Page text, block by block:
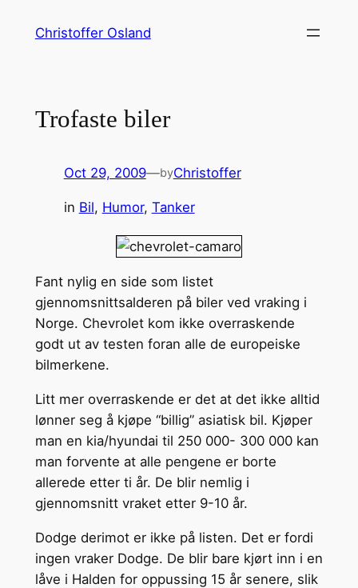
Christoffer Osland
Trofaste biler
Oct 29, 2009—byChristoffer
in Bil, Humor, Tanker
Fant nylig en side som listet
gjennomsnittsalderen på biler ved vraking i
Norge. Chevrolet kom ikke overraskende
godt ut av testen foran alle de europeiske
bilmerkene.
Litt mer overraskende er det at det ikke alltid
lønner seg å kjøpe “billig” asiatisk bil. Kjøper
man en kia/hyundai til 250 000- 300 000 kan
man forvente at alle pengene er borte
allerede etter ti år. De blir nemlig i
gjennomsnitt vraket etter 9-10 år.
Dodge derimot er ikke på listen. Det er fordi
ingen vraker Dodge. De blir bare kjørt inn i en
låve i Halden for oppussing 15 år senere, slik